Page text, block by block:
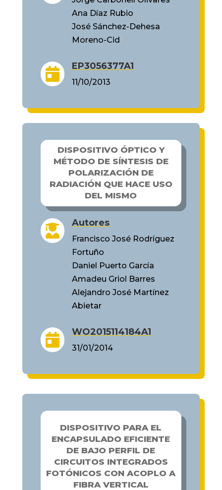
Ana Díaz Rubio
José Sánchez-Dehesa
Moreno-Cid
 EP3056377A1
11/10/2013
DISPOSITIVO ÓPTICO Y
MÉTODO DE SÍNTESIS DE
POLARIZACIÓN DE
RADIACIÓN QUE HACE USO
DEL MISMO
 Autores
Francisco José Rodríguez
Fortuño
Daniel Puerto García
Amadeu Griol Barres
Alejandro José Martínez
Abietar
 WO2015114184A1
31/01/2014
DISPOSITIVO PARA EL
ENCAPSULADO EFICIENTE
DE BAJO PERFIL DE
CIRCUITOS INTEGRADOS
FOTÓNICOS CON ACOPLO A
FIBRA VERTICAL